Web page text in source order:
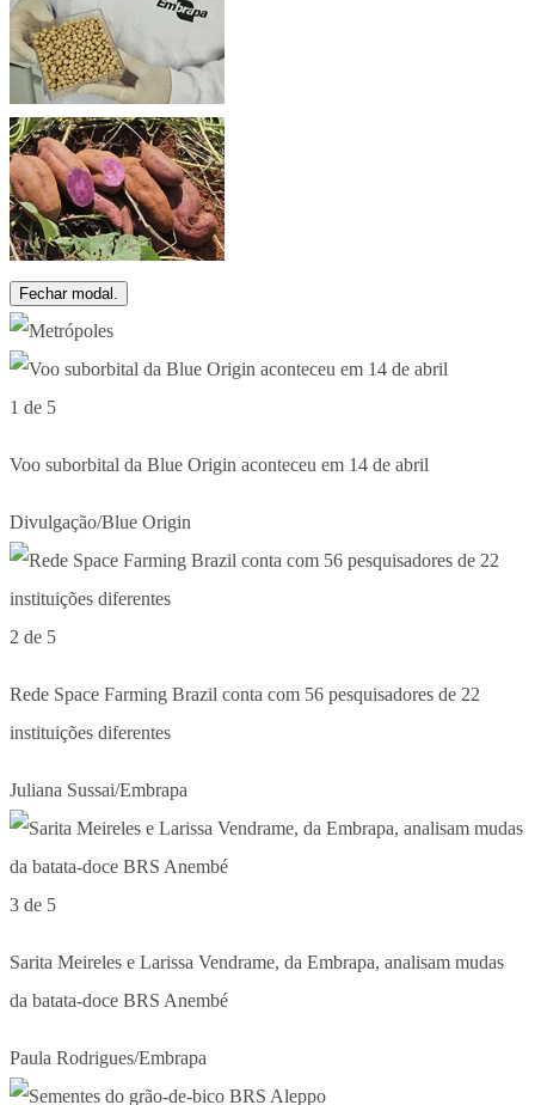
Fechar modal.
1 de 5
Voo suborbital da Blue Origin aconteceu em 14 de abril
Divulgação/Blue Origin
2 de 5
Rede Space Farming Brazil conta com 56 pesquisadores de 22
instituições diferentes
Juliana Sussai/Embrapa
3 de 5
Sarita Meireles e Larissa Vendrame, da Embrapa, analisam mudas
da batata-doce BRS Anembé
Paula Rodrigues/Embrapa